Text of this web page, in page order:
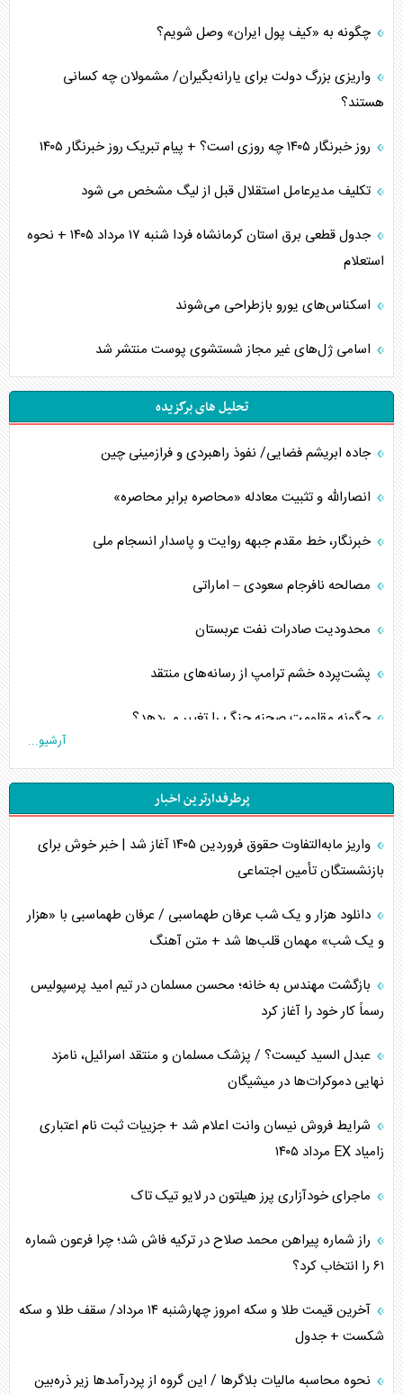
چگونه به «کیف پول ایران» وصل شویم؟
واریزی بزرگ دولت برای یارانه‌بگیران/ مشمولان چه کسانی
هستند؟
روز خبرنگار ۱۴۰۵ چه روزی است؟ + پیام تبریک روز خبرنگار ۱۴۰۵
تکلیف مدیرعامل استقلال قبل از لیگ مشخص می شود
جدول قطعی برق استان کرمانشاه فردا شنبه ۱۷ مرداد ۱۴۰۵ + نحوه
استعلام
اسکناس‌های یورو بازطراحی می‌شوند
اسامی ژل‌های غیر مجاز شستشوی پوست منتشر شد
تحلیل های برگزیده
جاده ابریشم فضایی/ نفوذ راهبردی و فرازمینی چین
انصارالله و تثبیت معادله «محاصره برابر محاصره»
خبرنگار، خط مقدم جبهه روایت و پاسدار انسجام ملی
مصالحه نافرجام سعودی – اماراتی
محدودیت صادرات نفت عربستان
پشت‌پرده خشم ترامپ از رسانه‌های منتقد
چگونه مقاومت صحنه جنگ را تغییر می‌دهد؟
تحلیل جامع پدیده تراستی‌ها
تأثیر جنگ ایران و آمریکا بر اقتصاد جهانی
اربعین، کابوس مشترک تل‌آویو-واشنگتن
برنامه هفتم توسعه در نقطه کور سیاستگذاری
کنوانسیون دریای خزر در راستای منافع ملی است؟
اوکراین بازوی مخرب آمریکا در غرب آسیا
اهمیت راهبردی اردن برای آمریکا
پیام، ظرفیت بالفعل‌نشده تجارت ایران
همسویی عربستان با سنتکام علیه متحدان ایران
ترامپ و توهم خلع سلاح حماس
آرشیو...
پرطرفدارترین اخبار
واریز مابه‌التفاوت حقوق فروردین ۱۴۰۵ آغاز شد | خبر خوش برای
بازنشستگان تأمین اجتماعی
دانلود هزار و یک شب عرفان طهماسبی / عرفان طهماسبی با «هزار
و یک شب» مهمان قلب‌ها شد + متن آهنگ
بازگشت مهندس به خانه؛ محسن مسلمان در تیم امید پرسپولیس
رسماً کار خود را آغاز کرد
عبدل السید کیست؟ / پزشک مسلمان و منتقد اسرائیل، نامزد
نهایی دموکرات‌ها در میشیگان
شرایط فروش نیسان وانت اعلام شد + جزییات ثبت نام اعتباری
زامیاد EX مرداد ۱۴۰۵
ماجرای خودآزاری پرز هیلتون در لایو تیک تاک
راز شماره پیراهن محمد صلاح در ترکیه فاش شد؛ چرا فرعون شماره
۶۱ را انتخاب کرد؟
آخرین قیمت طلا و سکه امروز چهارشنبه ۱۴ مرداد/ سقف طلا و سکه
شکست + جدول
نحوه محاسبه مالیات بلاگر‌ها / این گروه از پردرآمد‌ها زیر ذره‌بین